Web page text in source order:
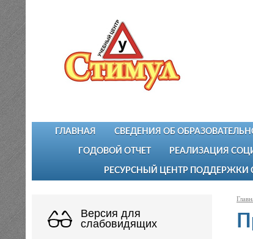
ГЛАВНАЯ СВЕДЕНИЯ ОБ
ГОДОВОЙ ОТЧЕТ РЕАЛИЗАЦИЯ
РЕСУРСНЫЙ ЦЕНТР
Версия для
слабовидящих